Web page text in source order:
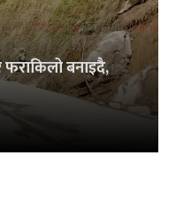
फराकिलो बनाइदै,